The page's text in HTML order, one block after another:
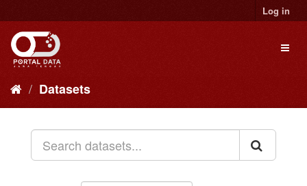
to
content
Log in
Datasets